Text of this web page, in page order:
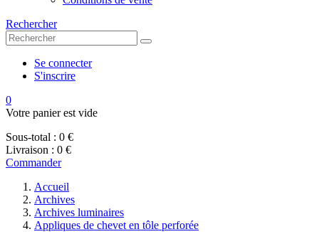
Rechercher
Se connecter
S'inscrire
0
Votre panier est vide
Sous-total : 0 €
Livraison : 0 €
Commander
Accueil
Archives
Archives luminaires
Appliques de chevet en tôle perforée